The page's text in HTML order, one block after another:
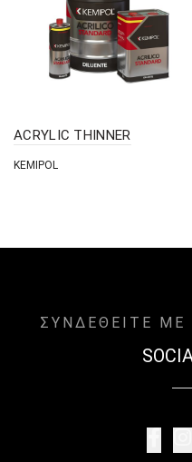
ACRYLIC THINNER
KEMIPOL
ΣΥΝΔΕΘΕΙΤΕ ΜΕ